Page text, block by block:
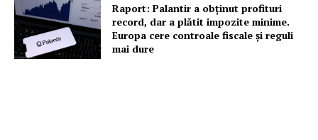
Raport: Palantir a obținut profituri
record, dar a plătit impozite minime.
Europa cere controale fiscale și reguli
mai dure